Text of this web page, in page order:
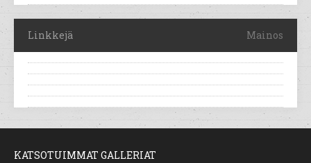
Linkkejä Mainos
KATSOTUIMMAT GALLERIAT